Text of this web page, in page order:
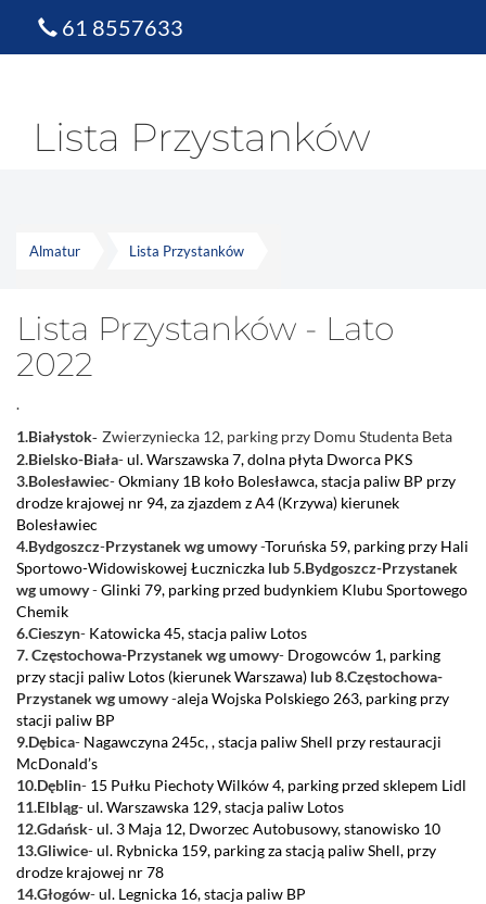
Lista Przystanków
Almatur Lista Przystanków
Lista Przystanków - Lato
2022
.
1.Białystok- Zwierzyniecka 12, parking przy Domu Studenta Beta
2.Bielsko-Biała-ul. Warszawska 7, dolna płyta Dworca PKS
3.Bolesławiec-Okmiany 1B koło Bolesławca, stacja paliw BP przy
drodze krajowej nr 94, za zjazdem z A4 (Krzywa) kierunek
Bolesławiec
4.Bydgoszcz-Przystanek wg umowy-Toruńska 59, parking przy Hali
Sportowo-Widowiskowej Łuczniczka lub 5.Bydgoszcz-Przystanek
wg umowy-Glinki 79, parking przed budynkiem Klubu Sportowego
Chemik
6.Cieszyn- Katowicka 45, stacja paliw Lotos
7. Częstochowa-Przystanek wg umowy- Drogowców 1, parking
przy stacji paliw Lotos (kierunek Warszawa) lub 8.Częstochowa-
Przystanek wg umowy-aleja Wojska Polskiego 263, parking przy
stacji paliw BP
9.Dębica- Nagawczyna 245c, , stacja paliw Shell przy restauracji
McDonald’s
10.Dęblin- 15 Pułku Piechoty Wilków 4, parking przed sklepem Lidl
11.Elbląg-ul. Warszawska 129, stacja paliw Lotos
12.Gdańsk-ul. 3 Maja 12, Dworzec Autobusowy, stanowisko 10
13.Gliwice-ul. Rybnicka 159, parking za stacją paliw Shell, przy
drodze krajowej nr 78
14.Głogów-ul. Legnicka 16, stacja paliw BP
61 8557633